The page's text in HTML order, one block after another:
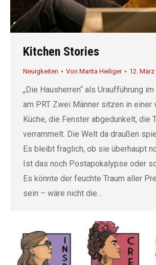
Kitchen Stories
Neuigkeiten Von Marita Heiliger 12. März
„Die Hausherren“ als Uraufführung
am PRT Zwei Männer sitzen in einer
Küche, die Fenster abgedunkelt, die
verrammelt. Die Welt da draußen
Es bleibt fraglich, ob sie überhaupt
Ist das noch Postapokalypse oder
Es könnte der feuchte Traum aller
sein – wäre nicht die…